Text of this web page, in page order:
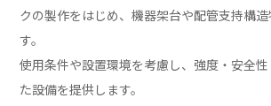
クの製作をはじめ、機器架台や配管支持構
す。
使用条件や設置環境を考慮し、強度・安全
た設備を提供します。